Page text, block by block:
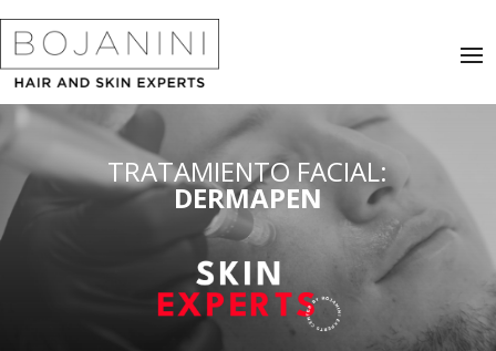
TRATAMIENTO FACIAL:
DERMAPEN